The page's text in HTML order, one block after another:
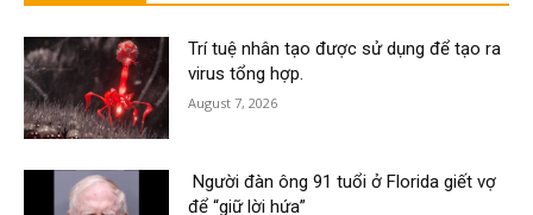
Trí tuệ nhân tạo được sử dụng để tạo ra
virus tổng hợp.
August 7, 2026
Người đàn ông 91 tuổi ở Florida giết vợ
để “giữ lời hứa”